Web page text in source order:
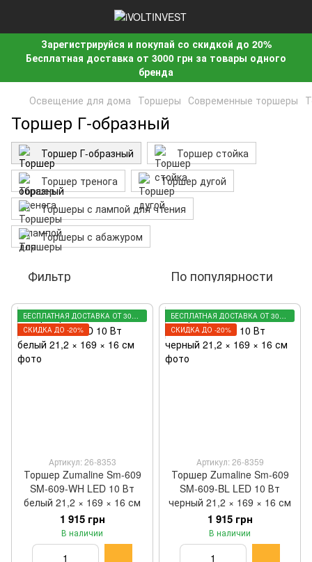
Зарегистрируйся и покупай со скидкой до 20%
Бесплатная доставка от 3000 грн за товары одного
бренда
Освещение для дома Торшеры Современные торшеры
Торшер Г-образный
Торшер Г-образный
Торшер стойка
Торшер тренога
Торшер дугой
Торшеры с лампой для чтения
Торшеры с абажуром
Фильтр По популярности
БЕСПЛАТНАЯ ДОСТАВКА ОТ 3000 ГРН
СКИДКА ДО -20%
Артикул: 26-8353
Торшер Zumaline Sm-609
SM-609-WH LED 10 Вт
белый 21,2 × 169 × 16 см
1 915 грн
В наличии
БЕСПЛАТНАЯ ДОСТАВКА ОТ 3000 ГРН
СКИДКА ДО -20%
Артикул: 26-8359
Торшер Zumaline Sm-609
SM-609-BL LED 10 Вт
черный 21,2 × 169 × 16 см
1 915 грн
В наличии